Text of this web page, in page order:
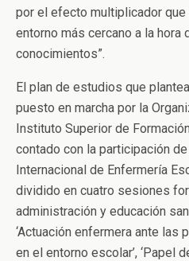
por el efecto multiplicador
entorno más cercano a la
conocimientos”.
El plan de estudios que
puesto en marcha por la
Instituto Superior de
contado con la participación
Internacional de Enfermería
dividido en cuatro sesiones
administración y educación
‘Actuación enfermera ante las
en el entorno escolar’, ‘Papel